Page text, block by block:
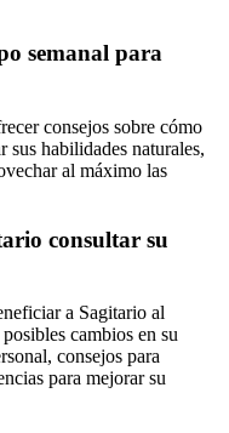
semanal para
consejos sobre cómo
sus habilidades naturales,
al máximo las
consultar su
a Sagitario al
cambios en su
consejos para
para mejorar su